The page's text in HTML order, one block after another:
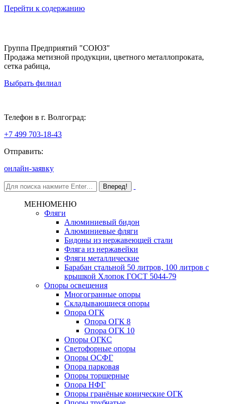
Перейти к содержанию
Группа Предприятий "СОЮЗ"
Продажа метизной продукции, цветного металлопроката,
сетка рабица,
Выбрать филиал
Телефон в г. Волгоград:
+7 499 703-18-43
Отправить:
онлайн-заявку
МЕНЮМЕНЮ
Фляги
Алюминиевый бидон
Алюминиевые фляги
Бидоны из нержавеющей стали
Фляга из нержавейки
Фляги металлические
Барабан стальной 50 литров, 100 литров с
крышкой Хлопок ГОСТ 5044-79
Опоры освещения
Многогранные опоры
Складывающиеся опоры
Опора ОГК
Опора ОГК 8
Опора ОГК 10
Опоры ОГКС
Светофорные опоры
Опоры ОСФГ
Опора парковая
Опоры торшерные
Опора НФГ
Опоры гранёные конические ОГК